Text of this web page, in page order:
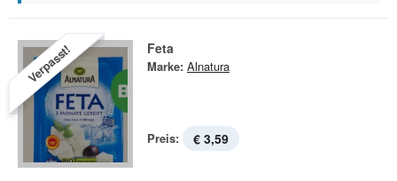
Verpasst! Feta
Marke: Alnatura
Preis: € 3,59